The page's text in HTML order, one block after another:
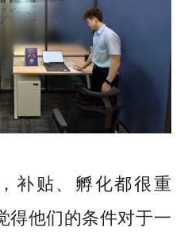
补贴、孵化都很重
得他们的条件对于一